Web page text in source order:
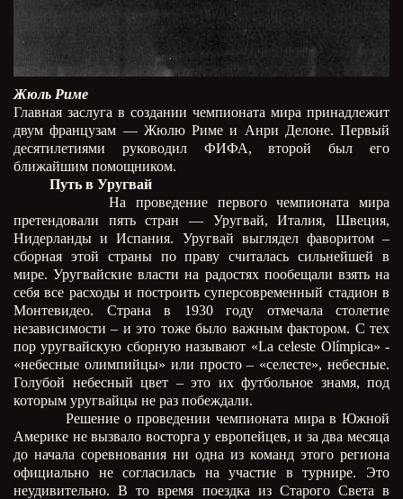
Жюль Риме
Главная заслуга в создании чемпионата мира принадлежит
двум французам — Жюлю Риме и Анри Делоне. Первый
десятилетиями руководил ФИФА, второй был его
ближайшим помощником.
Путь в Уругвай
На проведение первого чемпионата мира
претендовали пять стран — Уругвай, Италия, Швеция,
Нидерланды и Испания. Уругвай выглядел фаворитом –
сборная этой страны по праву считалась сильнейшей в
мире. Уругвайские власти на радостях пообещали взять на
себя все расходы и построить суперсовременный стадион в
Монтевидео. Страна в 1930 году отмечала столетие
независимости – и это тоже было важным фактором. С тех
пор уругвайскую сборную называют «La celeste Olímpica» -
«небесные олимпийцы» или просто – «селесте», небесные.
Голубой небесный цвет – это их футбольное знамя, под
которым уругвайцы не раз побеждали.
Решение о проведении чемпионата мира в Южной
Америке не вызвало восторга у европейцев, и за два месяца
до начала соревнования ни одна из команд этого региона
официально не согласилась на участие в турнире. Это
неудивительно. В то время поездка из Старого Света в